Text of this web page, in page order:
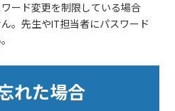
ード変更を制限している場合
。先生やIT担当者にパスワード
れた場合